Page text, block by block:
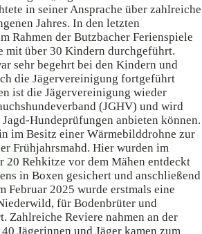
in seiner Ansprache über zahlreiche
Jahres. In den letzten
Rahmen der Butzbacher Ferienspiele
mit über 30 Kindern durchgeführt.
sehr begehrt bei den Kindern und
die Jägervereinigung fortgeführt
ist die Jägervereinigung wieder
(JGHV) und wird
Hundeprüfungen anbieten können.
im Besitz einer Wärmebilddrohne zur
Frühjahrsmahd. Hier wurden im
20 Rehkitze vor dem Mähen entdeckt
in Boxen gesichert und anschließend
Februar 2025 wurde erstmals eine
für Bodenbrüter und
Zahlreiche Reviere nahmen an der
Jägerinnen und Jäger kamen zum